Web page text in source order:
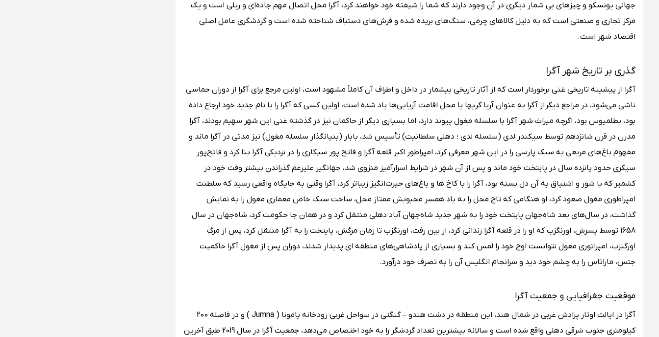
جهانی یونسکو و چیزهای بی ‌شمار دیگری در آن وجود دارند که شما را شیفته خود خواهند کرد، آگرا محل اتصال مهم جاده‌ای و ریلی است و یک
مرکز تجاری و صنعتی است که به دلیل کالاهای چرمی، سنگ‌های بریده شده و فرش‌های دستباف شناخته شده است و گردشگری عامل اصلی
اقتصاد شهر است.
گذری بر تاریخ شهر آگرا
آگرا از پیشینه تاریخی غنی برخوردار است که از آثار تاریخی بیشمار در داخل و اطراف آن کاملاً مشهود است، اولین مرجع برای آگرا از دوران حماسی
ناشی می‌شود، در مراجع دیگر از آگرا به عنوان آریا گریها یا محل اقامت آریایی‌ها یاد شده است، اولین کسی که آگرا را با نام جدید خود ارجاع داده
بود، بطلمیوس بود، اگرچه میراث شهر آگرا با سلسله مغول پیوند دارد، اما بسیاری دیگر از حاکمان نیز در گذشته غنی این شهر سهیم بودند، آگرا
مدرن در قرن شانزدهم توسط سیکندر لدی (سلسله لدی ؛ دهلی سلطانیت) تأسیس شد، بابار (بنیانگذار سلسله مغول) نیز مدتی در آگرا ماند و
مفهوم باغ‌های مربعی به سبک پارسی را در این شهر معرفی کرد، امپراطور اکبر قلعه آگرا و فاتح پور سیکاری را در نزدیکی آگرا بنا کرد و فاتح‌پور
سیکری حدود پانزده سال در پایتخت خود ماند و پس از آن شهر در شرایط اسرارآمیز منزوی شد، جهانگیر علیرغم گذراندن بیشتر وقت خود در
کشمیر که با شور و اشتیاق به آن دل بسته بود، آگرا را با کاخ ها و باغ‌های حیرت‌انگیز زیباتر کرد، آگرا وقتی به جایگاه واقعی رسید که سلطنت
امپراطوری مغول صعود کرد، او هنگامی که تاج محل را به یاد همسر محبوبش ممتاز محل، ساخت سبک خاص معماری مغول را به نمایش
گذاشت، در سال‌های بعد شاه‌جهان پایتخت خود را به شهر جدید شاه‌جهان آباد دهلی منتقل کرد و در همان جا حکومت کرد، شاه‌جهان در سال
1658 توسط پسرش، اورنگزب که او را در قلعه آگرا زندانی کرد، از بین رفت، اورنگزب تا زمان مرگش، پایتخت را به آگرا منتقل کرد، پس از مرگ
اورگنزب، امپراتوری مغول نتوانست اوج خود را لمس کند و بسیاری از پادشاهی‌های منطقه ای پدیدار شدند، دوران پس از مغول آگرا حاکمیت
جتس، ماراتاس را به چشم خود دید و سرانجام انگلیس آن را به تصرف خود درآورد.
موقعیت جغرافیایی و جمعیت آگرا
آگرا در ایالت اوتار پرادش غربی در شمال هند، این منطقه در دشت هندو – گنگتی در سواحل غربی رودخانه یامونا ( Jumna ) و در فاصله 200
کیلومتری جنوب شرقی دهلی واقع شده است و سالانه بیشترین تعداد گردشگر را به خود اختصاص می‌دهد، جمعیت آگرا در سال 2019 طبق آخرین